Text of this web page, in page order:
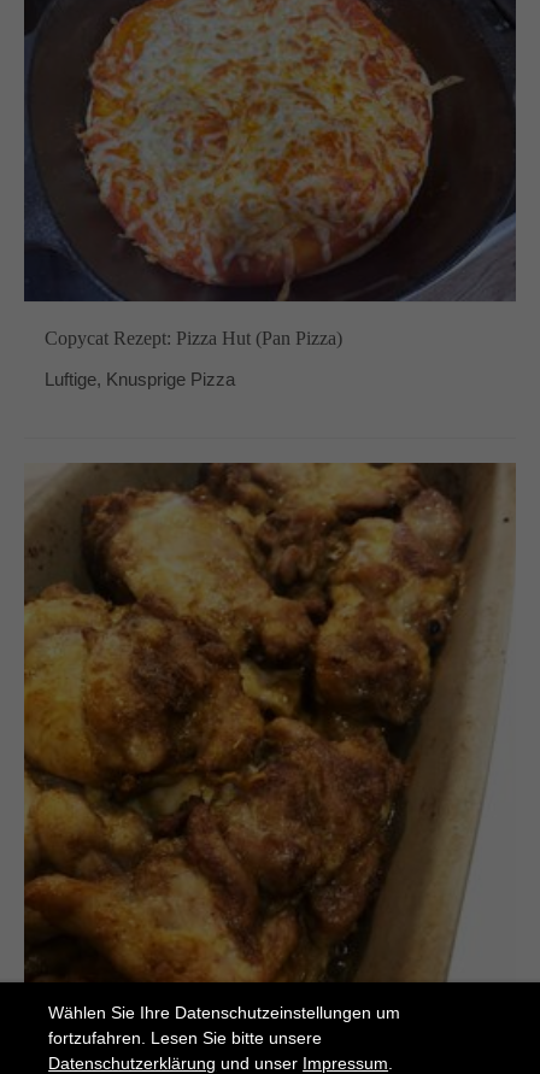
Copycat Rezept: Pizza Hut (Pan Pizza)
Luftige, Knusprige Pizza
Wählen Sie Ihre Datenschutzeinstellungen um
fortzufahren. Lesen Sie bitte unsere
Datenschutzerklärung und unser Impressum.